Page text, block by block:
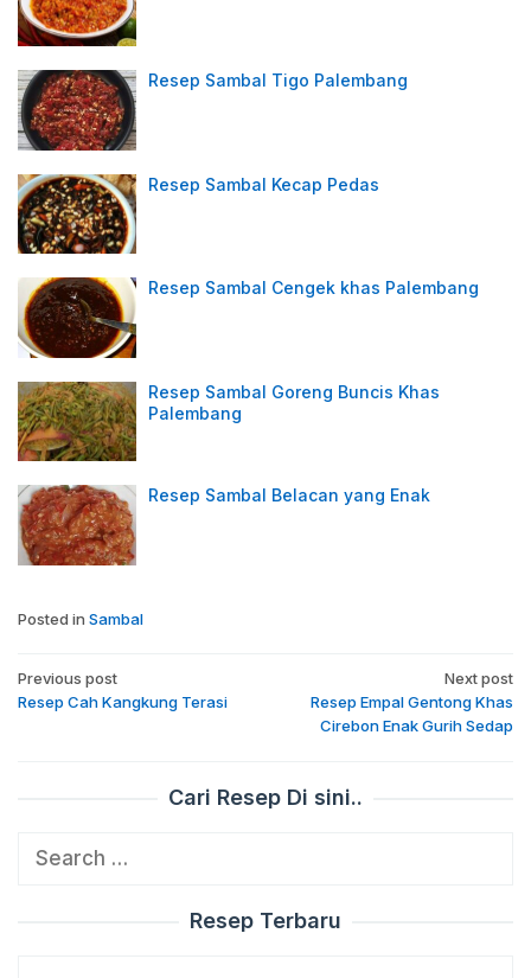
Resep Sambal Tigo Palembang
Resep Sambal Kecap Pedas
Resep Sambal Cengek khas Palembang
Resep Sambal Goreng Buncis Khas
Palembang
Resep Sambal Belacan yang Enak
Posted in Sambal
Post
navigation
Previous post
Resep Cah Kangkung Terasi
Next post
Resep Empal Gentong Khas
Cirebon Enak Gurih Sedap
Cari Resep Di sini..
Search
Resep Terbaru